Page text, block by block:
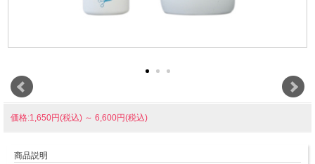
価格:1,650円(税込) ～ 6,600円(税込)
商品説明